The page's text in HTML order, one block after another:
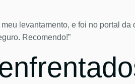
levantamento, e foi no portal
Recomendo!”